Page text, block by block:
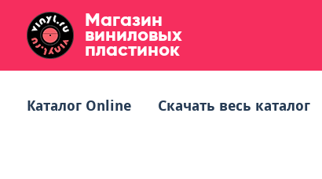
Магазин
виниловых
пластинок
Каталог Online Скачать весь каталог